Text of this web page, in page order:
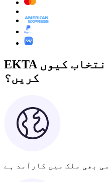
EKTA ٹریول انشورنس کا انتخاب کیوں
کریں؟
بھی ملک میں کارآمد ہے